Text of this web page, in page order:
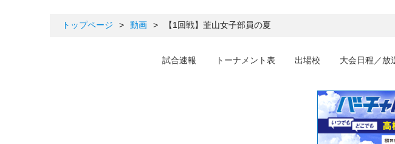
トップページ > 動画 > 【1回戦】韮山女子部員の夏
試合速報 トーナメント表 出場校 大会日程／放